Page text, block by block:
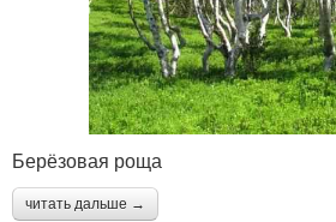
Берёзовая роща
читать дальше →